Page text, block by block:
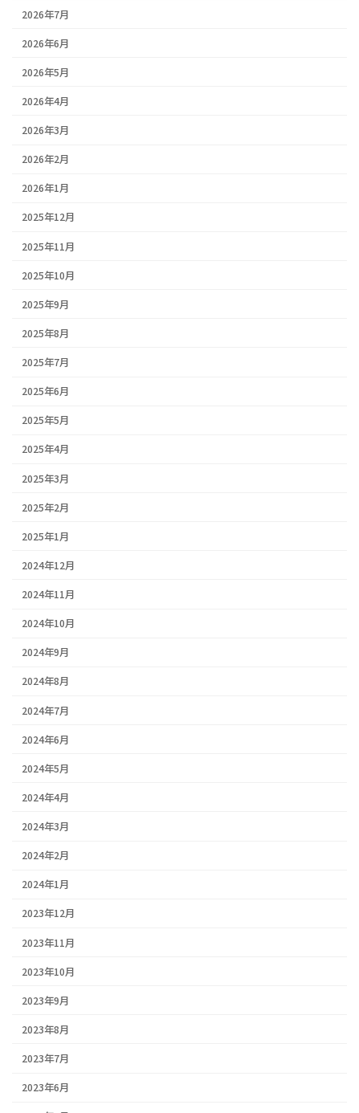
2026年7月
2026年6月
2026年5月
2026年4月
2026年3月
2026年2月
2026年1月
2025年12月
2025年11月
2025年10月
2025年9月
2025年8月
2025年7月
2025年6月
2025年5月
2025年4月
2025年3月
2025年2月
2025年1月
2024年12月
2024年11月
2024年10月
2024年9月
2024年8月
2024年7月
2024年6月
2024年5月
2024年4月
2024年3月
2024年2月
2024年1月
2023年12月
2023年11月
2023年10月
2023年9月
2023年8月
2023年7月
2023年6月